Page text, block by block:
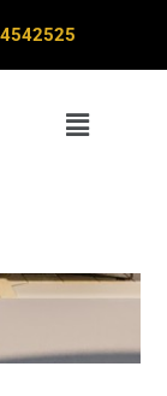
Menu